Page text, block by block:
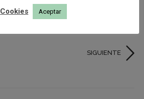
¿Te lo vas a perder?
SIGUIENTE
Cookies
Aceptar